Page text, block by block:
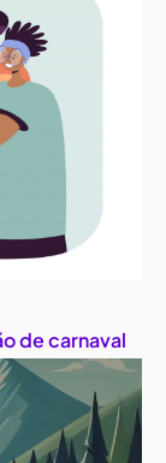
de carnaval